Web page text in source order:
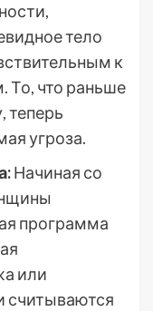
тело
к
То, что раньше
теперь
угроза.
Начиная со
программа
или
считываются